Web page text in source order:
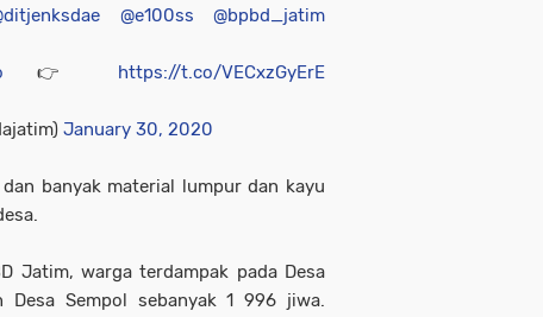
@e100ss
@bpbd_jatim
👉 https://t.co/VECxzGyErE
January 30, 2020
banyak material lumpur dan kayu
Jatim, warga terdampak pada Desa
Sempol sebanyak 1 996 jiwa.